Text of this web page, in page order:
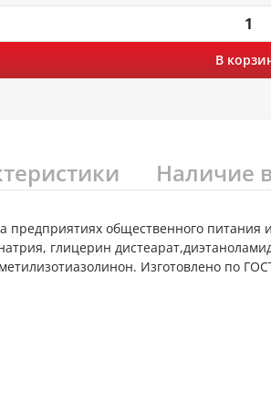
В
Наличие
общественного питания
глицерин
Изготовлено по